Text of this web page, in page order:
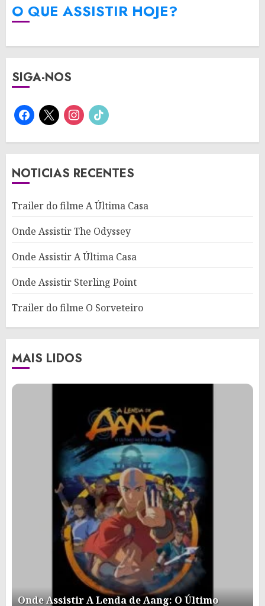
O QUE ASSISTIR HOJE?
SIGA-NOS
facebook
x instagram
tiktok
NOTICIAS RECENTES
Trailer do filme A Última Casa
Onde Assistir The Odyssey
Onde Assistir A Última Casa
Onde Assistir Sterling Point
Trailer do filme O Sorveteiro
MAIS LIDOS
Onde Assistir A Lenda de Aang: O Último